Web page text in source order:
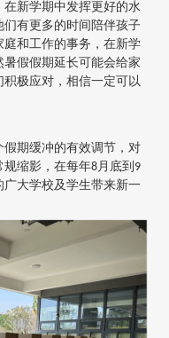
新学期中发挥更好的水
有更多的时间陪伴孩子
和工作的事务，在新学
假假期延长可能会给家
极应对，相信一定可以
期缓冲的有效调节，对
缩影，在每年8月底到9
大学校及学生带来新一